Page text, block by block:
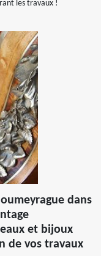
les travaux !
dans
et bijoux
de vos travaux